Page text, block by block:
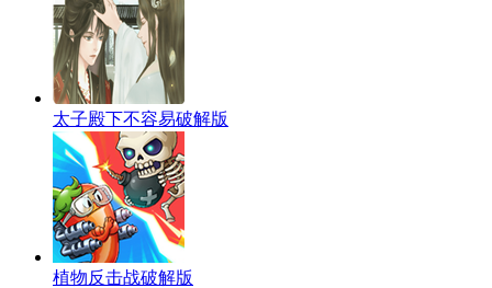
太子殿下不容易破解版
植物反击战破解版